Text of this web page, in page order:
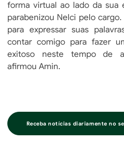
forma virtual ao lado da sua
parabenizou Nelci pelo
para expressar suas
contar comigo para fazer
exitoso neste tempo de
afirmou Amin.
Receba notícias diariamente no